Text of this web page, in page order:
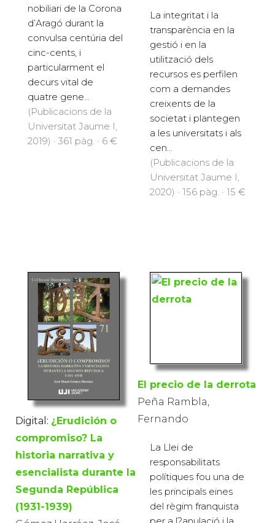
nobiliari de la Corona
d’Aragó durant la
convulsa centúria del
cinc-cents, i
particularment el
decurs vital de
quatre gene...
(Publicacions de la
Universitat Jaume I,
2019) · 361 pàg. · 6 €
La integritat i la
transparència en la
gestió i en la
utilització dels
recursos es perfilen
com a demandes
creixents de la
societat i plantegen
a les universitats i als
cen...
(Publicacions de la
Universitat Jaume I,
2020) · 156 pàg. · 15 €
Digital: ¿Erudición o
compromiso? La
historia narrativa y
esencialista durante la
Segunda República
(1931-1939)
El precio de la derrota
Peña Rambla,
Fernando
La Llei de
responsabilitats
polítiques fou una de
les principals eines
del règim franquista